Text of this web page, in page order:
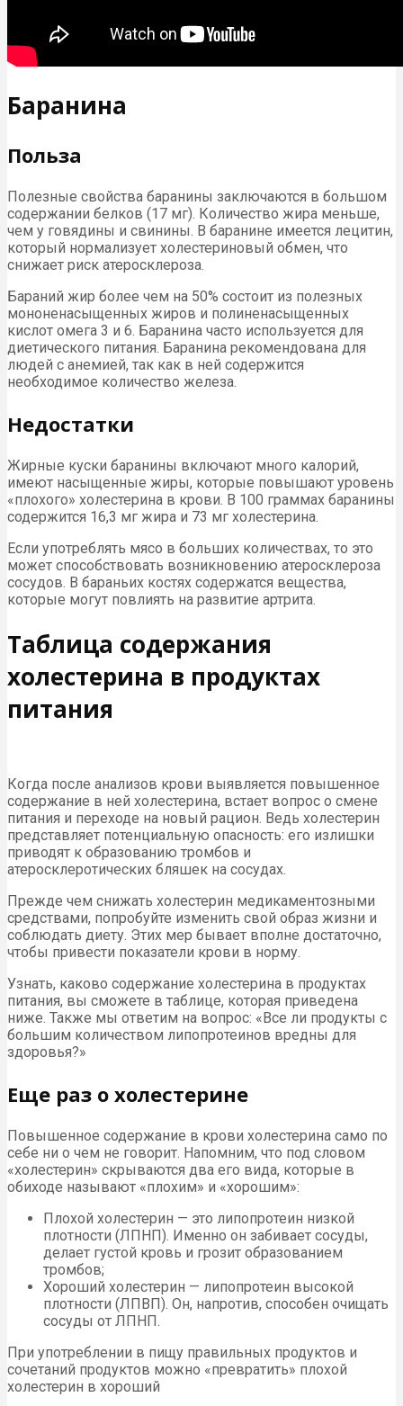
Баранина
Польза
Полезные свойства баранины заключаются в большом
содержании белков (17 мг). Количество жира меньше,
чем у говядины и свинины. В баранине имеется лецитин,
который нормализует холестериновый обмен, что
снижает риск атеросклероза.
Бараний жир более чем на 50% состоит из полезных
мононенасыщенных жиров и полиненасыщенных
кислот омега 3 и 6. Баранина часто используется для
диетического питания. Баранина рекомендована для
людей с анемией, так как в ней содержится
необходимое количество железа.
Недостатки
Жирные куски баранины включают много калорий,
имеют насыщенные жиры, которые повышают уровень
«плохого» холестерина в крови. В 100 граммах баранины
содержится 16,3 мг жира и 73 мг холестерина.
Если употреблять мясо в больших количествах, то это
может способствовать возникновению атеросклероза
сосудов. В бараньих костях содержатся вещества,
которые могут повлиять на развитие артрита.
Таблица содержания
холестерина в продуктах
питания
Когда после анализов крови выявляется повышенное
содержание в ней холестерина, встает вопрос о смене
питания и переходе на новый рацион. Ведь холестерин
представляет потенциальную опасность: его излишки
приводят к образованию тромбов и
атеросклеротических бляшек на сосудах.
Прежде чем снижать холестерин медикаментозными
средствами, попробуйте изменить свой образ жизни и
соблюдать диету. Этих мер бывает вполне достаточно,
чтобы привести показатели крови в норму.
Узнать, каково содержание холестерина в продуктах
питания, вы сможете в таблице, которая приведена
ниже. Также мы ответим на вопрос: «Все ли продукты с
большим количеством липопротеинов вредны для
здоровья?»
Еще раз о холестерине
Повышенное содержание в крови холестерина само по
себе ни о чем не говорит. Напомним, что под словом
«холестерин» скрываются два его вида, которые в
обиходе называют «плохим» и «хорошим»:
Плохой холестерин — это липопротеин низкой
плотности (ЛПНП). Именно он забивает сосуды,
делает густой кровь и грозит образованием
тромбов;
Хороший холестерин — липопротеин высокой
плотности (ЛПВП). Он, напротив, способен очищать
сосуды от ЛПНП.
При употреблении в пищу правильных продуктов и
сочетаний продуктов можно «превратить» плохой
холестерин в хороший